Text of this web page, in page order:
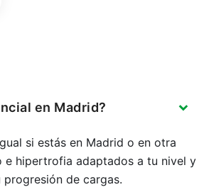
en Madrid?
si estás en Madrid o en otra
e hipertrofia adaptados a tu nivel y
de cargas.